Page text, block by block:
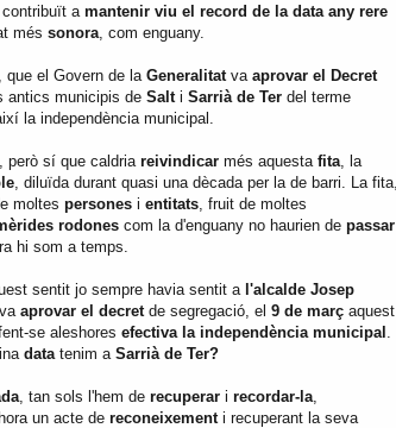
a mantenir viu el record de la data any rere
més sonora , com enguany.
, que el Govern de la Generalitat va aprovar el Decret
antics municipis de Salt i Sarrià de Ter del terme
la independència municipal.
, però sí que caldria reivindicar més aquesta fita , la
, diluïda durant quasi una dècada per la de barri. La fita,
moltes persones i entitats , fruit de moltes
rodones com la d'enguany no haurien de passar
hi som a temps.
sentit jo sempre havia sentit a l'alcalde Josep
aprovar el decret de segregació, el 9 de març aquest
fent-se aleshores efectiva la independència municipal
data tenim a Sarrià de Ter?
, tan sols l'hem de recuperar i recordar-la
un acte de reconeixement i recuperant la seva